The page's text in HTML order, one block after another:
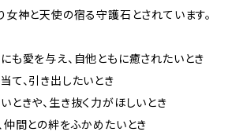
女神と天使の宿る守護石とされています。
も愛を与え、自他ともに癒されたいとき
て、引き出したいとき
ときや、生き抜く力がほしいとき
仲間との絆をふかめたいとき